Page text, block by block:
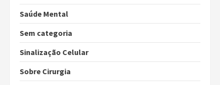
Saúde Mental
Sem categoria
Sinalização Celular
Sobre Cirurgia